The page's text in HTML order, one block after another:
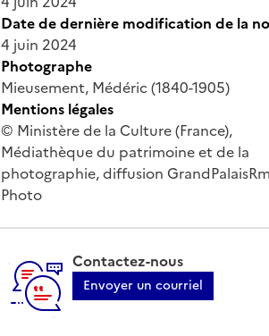
Date de dernière modification de la
4 juin 2024
Photographe
Mieusement, Médéric (1840-1905)
Mentions légales
© Ministère de la Culture (France),
Médiathèque du patrimoine et de la
photographie, diffusion
Photo
Contactez-nous
Envoyer un courriel